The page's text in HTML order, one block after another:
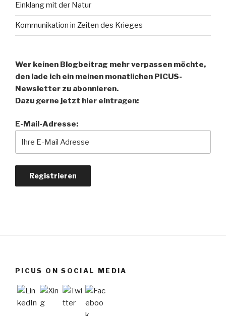
Einklang mit der Natur
Kommunikation in Zeiten des Krieges
Wer keinen Blogbeitrag mehr verpassen möchte,
den lade ich ein meinen monatlichen PICUS-
Newsletter zu abonnieren.
Dazu gerne jetzt hier eintragen:
E-Mail-Adresse:
PICUS ON SOCIAL MEDIA